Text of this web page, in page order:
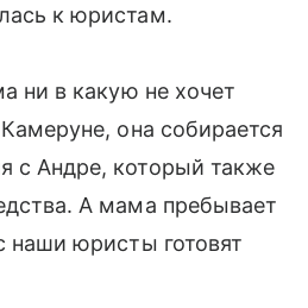
к юристам.
ни в какую не хочет
она собирается
с Андре, который также
А мама пребывает
наши юристы готовят